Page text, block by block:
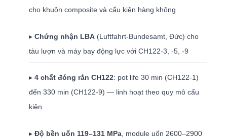
cho khuôn composite và cấu kiện hàng không
▸Chứng nhận LBA (Luftfahrt-Bundesamt, Đức) cho
tàu lượn và máy bay động lực với CH122-3, -5, -9
▸4 chất đóng rắn CH122: pot life 30 min (CH122-1)
đến 330 min (CH122-9) — linh hoạt theo quy mô cấu
kiện
▸Độ bền uốn 119–131 MPa , module uốn 2600–2900